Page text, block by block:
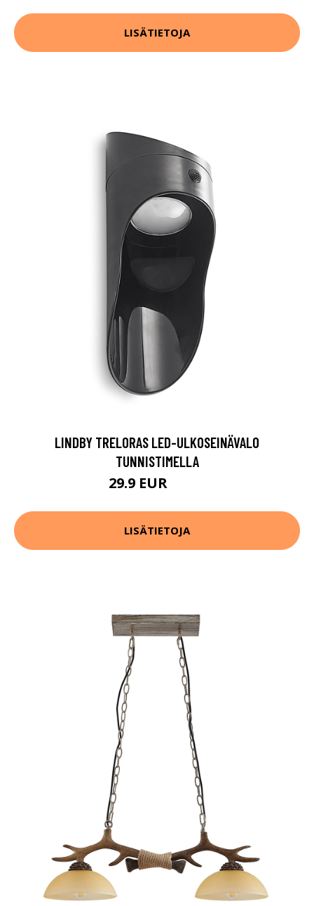
LISÄTIETOJA
LINDBY TRELORAS LED-ULKOSEINÄVALO
TUNNISTIMELLA
29.9 EUR
LISÄTIETOJA